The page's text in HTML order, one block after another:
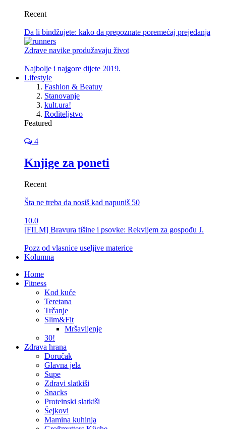
Recent
Da li bindžujete: kako da prepoznate poremećaj prejedanja
Zdrave navike produžavaju život
Najbolje i najgore dijete 2019.
Lifestyle
Fashion & Beatuy
Stanovanje
kult.ura!
Roditeljstvo
Featured
4
Knjige za poneti
Recent
Šta ne treba da nosiš kad napuniš 50
10.0
[FILM] Bravura tišine i psovke: Rekvijem za gospođu J.
Pozz od vlasnice useljive materice
Kolumna
Home
Fitness
Kod kuće
Teretana
Trčanje
Slim&Fit
Mršavljenje
30!
Zdrava hrana
Doručak
Glavna jela
Supe
Zdravi slatkiši
Snacks
Proteinski slatkiši
Šejkovi
Mamina kuhinja